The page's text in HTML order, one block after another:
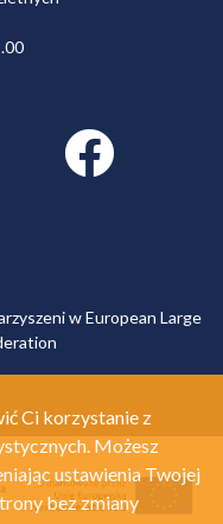
Facebook link
w European Large
Ci korzystanie z
Możesz
ustawienia Twojej
bez zmiany